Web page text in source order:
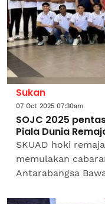
Sukan
07 Oct 2025 07:30am
SOJC 2025
Piala Dunia
SKUAD hoki
memulakan
Antarabangsa
18 Oktober ini di...